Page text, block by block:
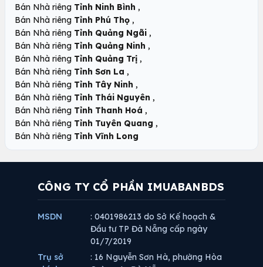
Bán Nhà riêng Tỉnh Ninh Bình ,
Bán Nhà riêng Tỉnh Phú Thọ ,
Bán Nhà riêng Tỉnh Quảng Ngãi ,
Bán Nhà riêng Tỉnh Quảng Ninh ,
Bán Nhà riêng Tỉnh Quảng Trị ,
Bán Nhà riêng Tỉnh Sơn La ,
Bán Nhà riêng Tỉnh Tây Ninh ,
Bán Nhà riêng Tỉnh Thái Nguyên ,
Bán Nhà riêng Tỉnh Thanh Hoá ,
Bán Nhà riêng Tỉnh Tuyên Quang ,
Bán Nhà riêng Tỉnh Vĩnh Long
CÔNG TY CỔ PHẦN IMUABANBDS
MSDN
: 0401986213 do Sở Kế hoạch &
Đầu tư TP Đà Nẵng cấp ngày
01/7/2019
Trụ sở
: 16 Nguyễn Sơn Hà, phường Hòa